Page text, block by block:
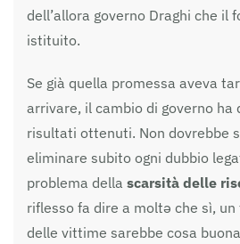
dell’allora governo Draghi che il
istituito.
Se già quella promessa aveva
arrivare, il cambio di governo ha
risultati ottenuti. Non dovrebbe
eliminare subito ogni dubbio
problema della scarsità delle
riflesso fa dire a moltә che sì,
delle vittime sarebbe cosa